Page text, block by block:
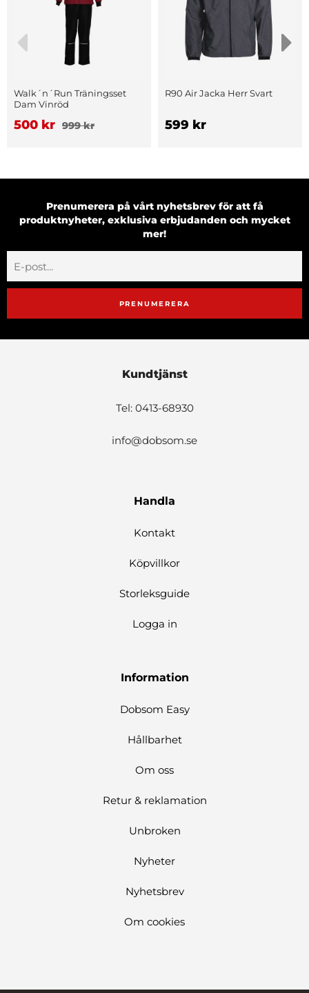
Walk´n´Run Träningsset
Dam Vinröd
500 kr 999 kr
R90 Air Jacka Herr Svart
599 kr
Prenumerera på vårt nyhetsbrev för att få
produktnyheter, exklusiva erbjudanden och mycket
mer!
PRENUMERERA
Kundtjänst
Tel: 0413-68930
info@dobsom.se
Handla
Kontakt
Köpvillkor
Storleksguide
Logga in
Information
Dobsom Easy
Hållbarhet
Om oss
Retur & reklamation
Unbroken
Nyheter
Nyhetsbrev
Om cookies